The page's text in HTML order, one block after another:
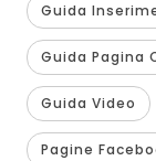
Guida
Guida Pagina
Guida Video
Pagine